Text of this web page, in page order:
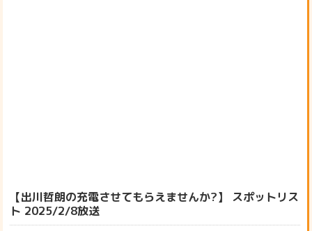
【出川哲朗の充電させてもらえませんか?】 スポットリス
ト 2025/2/8放送